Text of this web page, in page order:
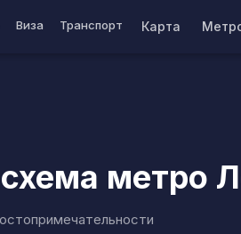
Виза Транспорт Карта
метро